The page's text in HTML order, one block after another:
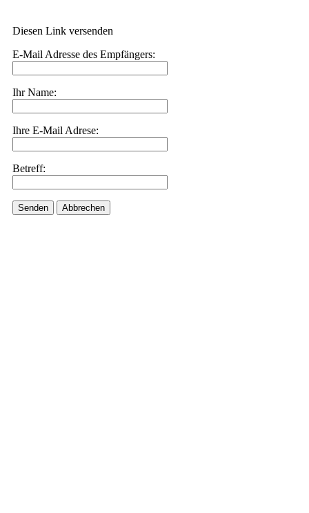
Diesen Link versenden
E-Mail Adresse des Empfängers:
Ihr Name:
Ihre E-Mail Adrese:
Betreff:
Senden Abbrechen